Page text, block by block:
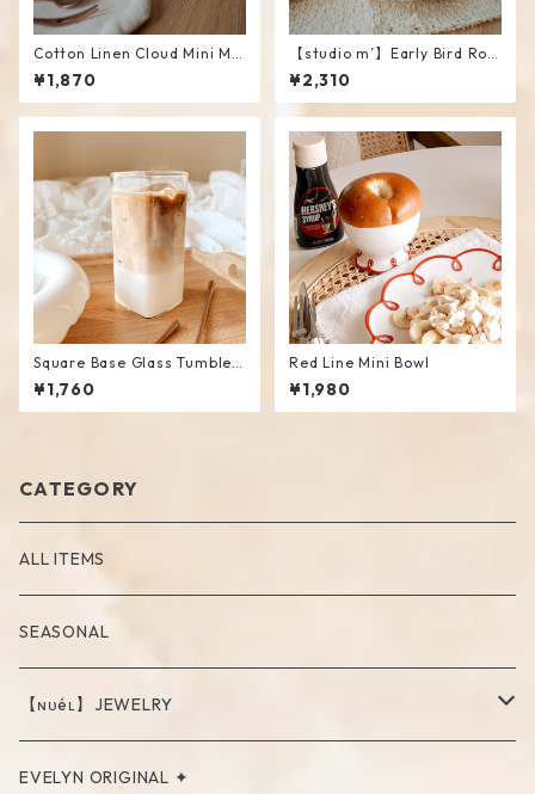
Cotton Linen Cloud Mini Ma
t #Beige
¥1,870
【studio m’】Early Bird Rou
nd Plate / S
¥2,310
Square Base Glass Tumbler
/ L
¥1,760
Red Line Mini Bowl
¥1,980
CATEGORY
ALL ITEMS
SEASONAL
【ɴᴜéʟ】JEWELRY
PIERCE
EVELYN ORIGINAL ✦